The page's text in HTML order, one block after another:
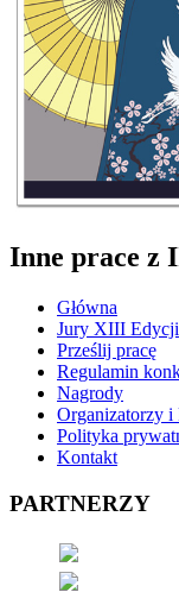
Inne prace z
Główna
Jury XIII Edycji
Prześlij pracę
Regulamin
Nagrody
Organizatorzy i
Polityka
Kontakt
PARTNERZY